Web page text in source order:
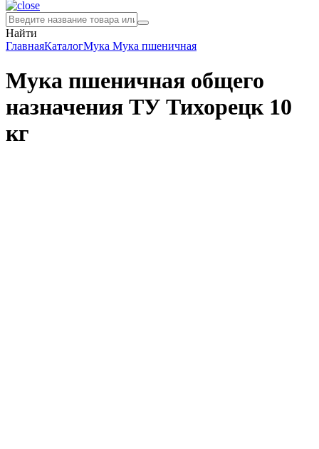
Найти
ГлавнаяКаталогМука Мука пшеничная
Мука пшеничная общего
назначения ТУ Тихорецк 10
кг